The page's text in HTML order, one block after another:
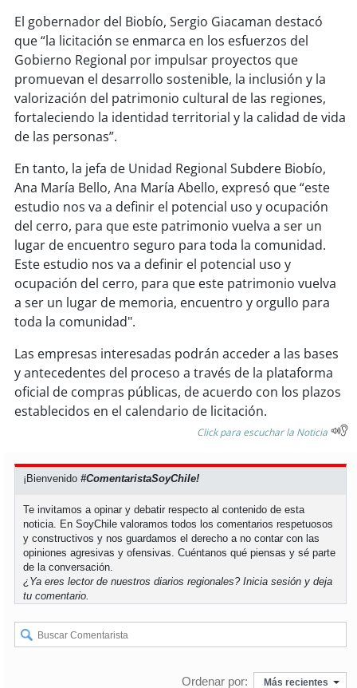
El gobernador del Biobío, Sergio Giacaman destacó
que “la licitación se enmarca en los esfuerzos del
Gobierno Regional por impulsar proyectos que
promuevan el desarrollo sostenible, la inclusión y la
valorización del patrimonio cultural de las regiones,
fortaleciendo la identidad territorial y la calidad de vida
de las personas”.
En tanto, la jefa de Unidad Regional Subdere Biobío,
Ana María Bello, Ana María Abello, expresó que “este
estudio nos va a definir el potencial uso y ocupación
del cerro, para que este patrimonio vuelva a ser un
lugar de encuentro seguro para toda la comunidad.
Este estudio nos va a definir el potencial uso y
ocupación del cerro, para que este patrimonio vuelva
a ser un lugar de memoria, encuentro y orgullo para
toda la comunidad".
Las empresas interesadas podrán acceder a las bases
y antecedentes del proceso a través de la plataforma
oficial de compras públicas, de acuerdo con los plazos
establecidos en el calendario de licitación.
Click para escuchar la Noticia
¡Bienvenido#ComentaristaSoyChile!
Te invitamos a opinar y debatir respecto al contenido de esta
noticia. En SoyChile valoramos todos los comentarios respetuosos
y constructivos y nos guardamos el derecho a no contar con las
opiniones agresivas y ofensivas. Cuéntanos qué piensas y sé parte
de la conversación.
¿Ya eres lector de nuestros diarios regionales?Inicia sesión y deja
tu comentario.
Ordenar por: Más recientes